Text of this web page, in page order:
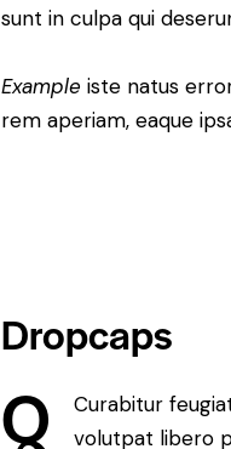
sunt in culpa qui
Example iste natus
rem aperiam, eaque
Dropcaps
Q
Curabitur
volutpat libero